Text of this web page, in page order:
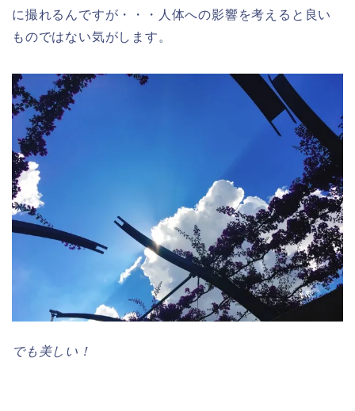
に撮れるんですが・・・人体への影響を考えると良い
ものではない気がします。
でも美しい！